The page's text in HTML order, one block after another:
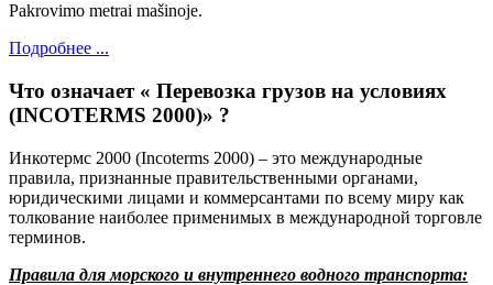
Pakrovimo metrai mašinoje.
Подробнее ...
Что означает « Перевозка грузов на условиях
(INCOTERMS 2000)» ?
Инкотермс 2000 (Incoterms 2000) – это международные
правила, признанные правительственными органами,
юридическими лицами и коммерсантами по всему миру как
толкование наиболее применимых в международной торговле
терминов.
Правила для морского и внутреннего водного транспорта: